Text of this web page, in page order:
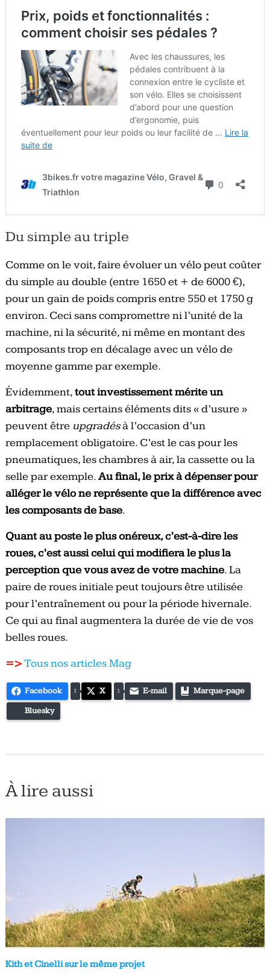
Du simple au triple
Comme on le voit, faire évoluer un vélo peut coûter
du simple au double (entre 1650 et + de 6000 €),
pour un gain de poids compris entre 550 et 1750 g
environ. Ceci sans compromettre ni l’unité de la
machine, ni la sécurité, ni même en montant des
composants trop en décalage avec un vélo de
moyenne gamme par exemple.
Évidemment,tout investissement mérite un
arbitrage, mais certains éléments dits « d’usure »
peuvent être upgradésà l’occasion d’un
remplacement obligatoire. C’est le cas pour les
pneumatiques, les chambres à air, la cassette ou la
selle par exemple.Au final, le prix à dépenser pour
alléger le vélo ne représente que la différence avec
les composants de base.
Quant au poste le plus onéreux, c’est-à-dire les
roues, c’est aussi celui qui modifiera le plus la
perception que vous avez de votre machine. La
paire de roues initiale peut toujours être utilisée
pour l’entraînement ou pour la période hivernale.
Ce qui au final augmentera la durée de vie de vos
belles roues.
=>Tous nos articles Mag
Facebook 1 X 1 E-mail Marque-page
Bluesky
À lire aussi
Kith et Cinelli sur le même projet